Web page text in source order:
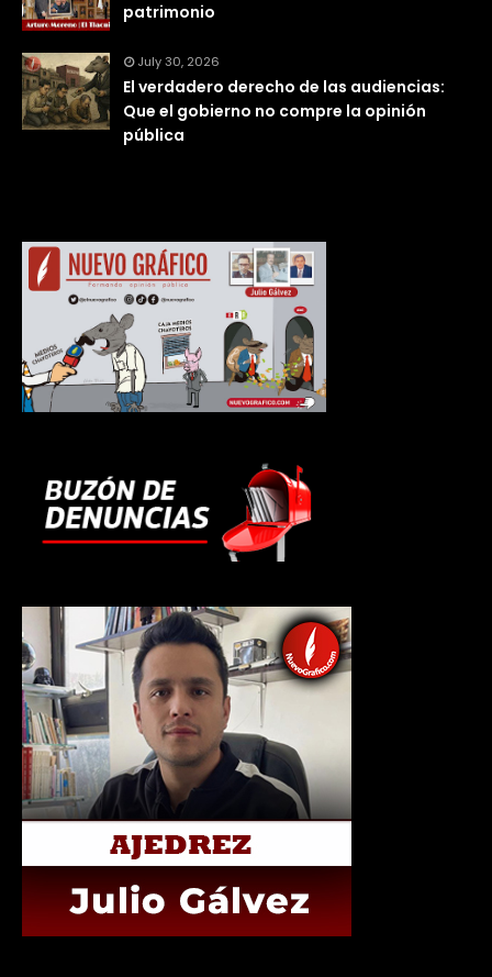
patrimonio
July 30, 2026
El verdadero derecho de las audiencias:
Que el gobierno no compre la opinión
pública